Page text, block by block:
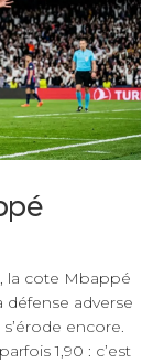
la cote Mbappé
défense adverse
encore.
1,90 : c’est